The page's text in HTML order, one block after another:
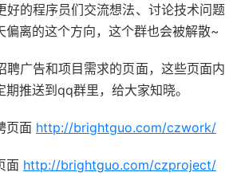
好的程序员们交流想法、讨论技术问题
偏离的这个方向，这个群也会被解散~
聘广告和项目需求的页面，这些页面内
推送到qq群里，给大家知晓。
页面 http://brightguo.com/czwork/
面 http://brightguo.com/czproject/